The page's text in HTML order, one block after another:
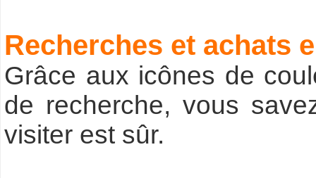
Recherches et achats
Grâce aux icônes de
de recherche, vous
visiter est sûr.